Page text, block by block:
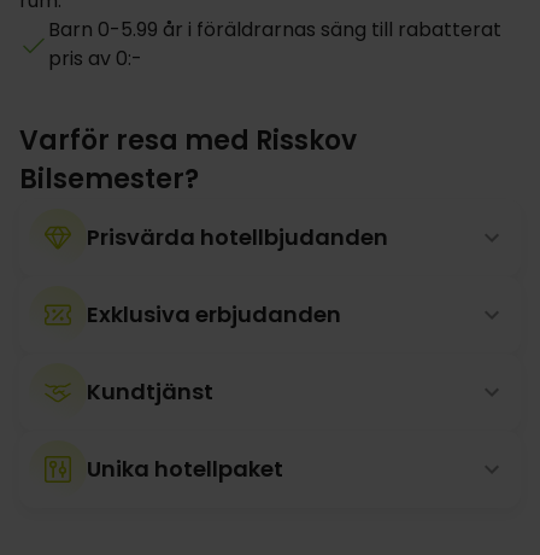
Barn 0-5.99 år i föräldrarnas säng till rabatterat
pris av 0:-
Varför resa med Risskov
Bilsemester?
Prisvärda hotellbjudanden
Exklusiva erbjudanden
Kundtjänst
Unika hotellpaket